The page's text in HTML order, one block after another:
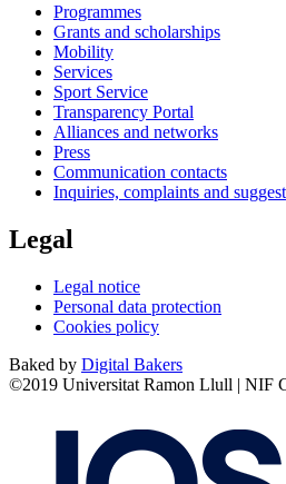
Programmes
Grants and scholarships
Mobility
Services
Sport Service
Transparency Portal
Alliances and networks
Press
Communication contacts
Inquiries, complaints and
Legal
Legal notice
Personal data protection
Cookies policy
Baked by Digital Bakers
©2019 Universitat Ramon Llull | NIF